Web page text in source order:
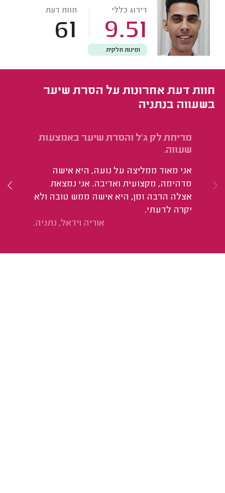
דירוג כללי
9.51
חוות דעת
61
זמינות חלקית
חוות דעת אחרונות על הסרת שיער
בשעווה בנתניה
מריחת לק ג'ל והסרת שיער באמצעות
שעווה.
אני מאוד ממליצה על נועה, היא אישה
מדהימה, מקצועית ואדיבה. אני נמצאת
אצלה הרבה זמן, היא אישה ממש טובה ולא
יקרה לדעתי.
אוריה וידאל, נתניה.